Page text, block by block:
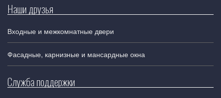
Наши друзья
Входные и межкомнатные двери
Фасадные, карнизные и мансардные окна
Служба поддержки